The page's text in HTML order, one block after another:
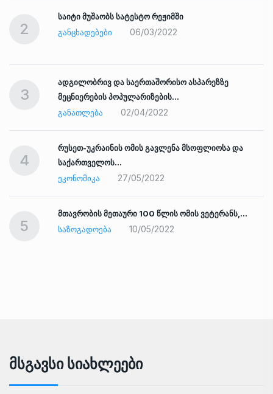
2
საიტი მუშაობს სატესტო რეჟიმში
ᲒᲐᲜᲪᲮᲐᲓᲔᲑᲔᲑᲘ
06/03/2022
3
ადგილობრივ და საერთაშორისო ასპარეზზე
მეცნიერების პოპულარიზების…
ᲒᲐᲜᲐᲗᲚᲔᲑᲐ
02/04/2022
4
რუსეთ-უკრაინის ომის გავლენა მსოფლიოსა და
საქართველოს…
ᲔᲙᲝᲜᲝᲛᲘᲙᲐ
27/05/2022
5
მთავრობის მეთაური 100 წლის ომის ვეტერანს,…
ᲡᲐᲖᲝᲒᲐᲓᲝᲔᲑᲐ
10/05/2022
Მსგავსი Სიახლეები